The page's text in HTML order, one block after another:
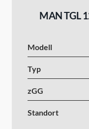
MAN TGL
Modell
Typ
zGG
Standort